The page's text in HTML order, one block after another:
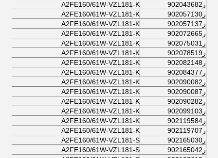
ر902043682
A2FE160/61W-VZL181-K
ر902057130
A2FE160/61W-VZL181-K
ر902057137
A2FE160/61W-VZL181-K
ر902072665
A2FE160/61W-VZL181-K
ر902075031
A2FE160/61W-VZL181-K
ر902078519
A2FE160/61W-VZL181-K
ر902082148
A2FE160/61W-VZL181-K
ر902084377
A2FE160/61W-VZL181-K
ر902090082
A2FE160/61W-VZL181-K
ر902090087
A2FE160/61W-VZL181-K
ر902090282
A2FE160/61W-VZL181-K
ر902099103
A2FE160/61W-VZL181-K
ر902119584
A2FE160/61W-VZL181-K
ر902119707
A2FE160/61W-VZL181-K
ر902165030
A2FE160/61W-VZL181-S
ر902165042
A2FE160/61W-VZL181-S